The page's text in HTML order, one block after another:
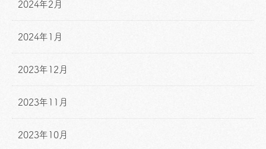
2024年2月
2024年1月
2023年12月
2023年11月
2023年10月